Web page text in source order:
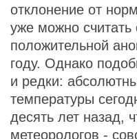
отклонение от
уже можно
положительной
году. Однако
и редки:
температуры
десять лет назад,
метеорологов -